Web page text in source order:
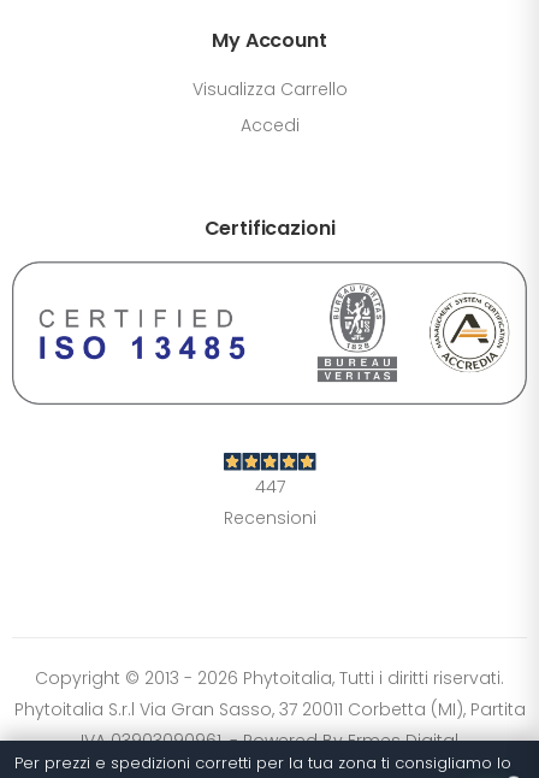
My Account
Visualizza Carrello
Accedi
Certificazioni
447
Recensioni
Copyright © 2013 - 2026 Phytoitalia, Tutti i diritti riservati.
Phytoitalia S.r.l Via Gran Sasso, 37 20011 Corbetta (MI), Partita
IVA 03903090961. - Powered ByErmes Digital
DIMENSIONE TESTO
Chiaro
Ripristina impostazioni
Per prezzi e spedizioni corretti per la tua zona ti consigliamo lo